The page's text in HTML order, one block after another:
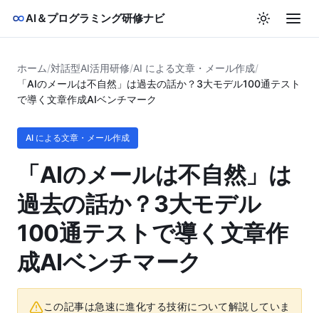
AI＆プログラミング研修ナビ
ホーム/対話型AI活用研修/AI による文章・メール作成/
「AIのメールは不自然」は過去の話か？3大モデル100通テスト
で導く文章作成AIベンチマーク
AI による文章・メール作成
「AIのメールは不自然」は
過去の話か？3大モデル
100通テストで導く文章作
成AIベンチマーク
この記事は急速に進化する技術について解説していま